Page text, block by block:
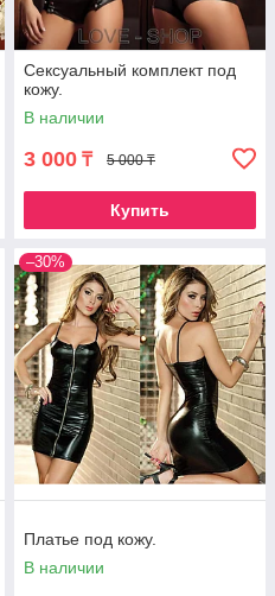
Сексуальный комплект под
кожу.
В наличии
3 000 ₸ 5 000 ₸
Купить
–30%
Платье под кожу.
В наличии